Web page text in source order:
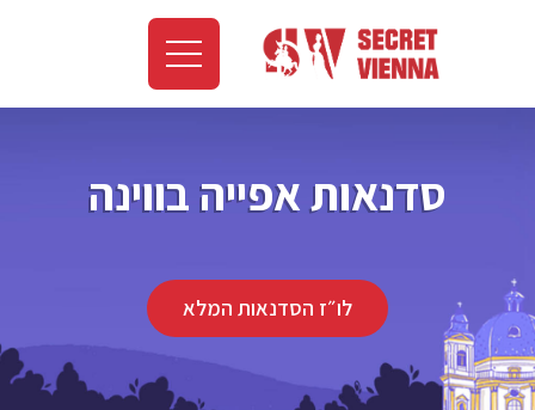
סדנאות אפייה בווינה
לו״ז הסדנאות המלא